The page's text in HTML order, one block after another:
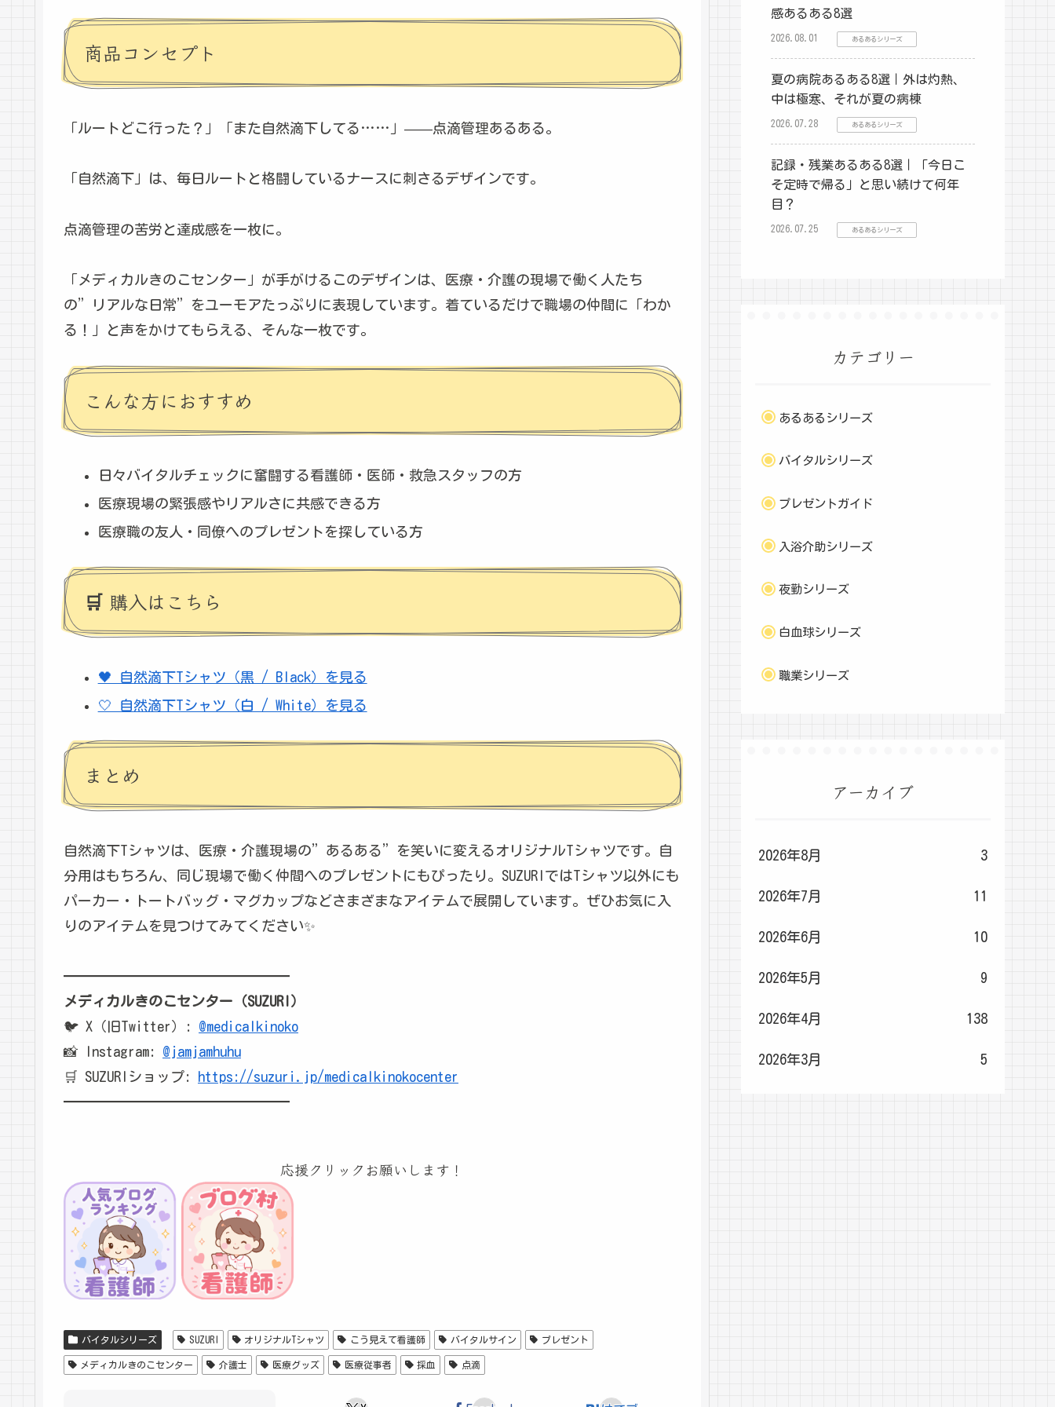
商品コンセプト
「ルートどこ行った？」「また自然滴下してる……」——点滴管理あるある。
「自然滴下」は、毎日ルートと格闘しているナースに刺さるデザインです。
点滴管理の苦労と達成感を一枚に。
「メディカルきのこセンター」が手がけるこのデザインは、医療・介護の現場で働く人たち
の”リアルな日常”をユーモアたっぷりに表現しています。着ているだけで職場の仲間に「わか
る！」と声をかけてもらえる、そんな一枚です。
こんな方におすすめ
日々バイタルチェックに奮闘する看護師・医師・救急スタッフの方
医療現場の緊張感やリアルさに共感できる方
医療職の友人・同僚へのプレゼントを探している方
🛒 購入はこちら
🖤 自然滴下Tシャツ（黒 / Black）を見る
🤍 自然滴下Tシャツ（白 / White）を見る
まとめ
自然滴下Tシャツは、医療・介護現場の”あるある”を笑いに変えるオリジナルTシャツです。自
分用はもちろん、同じ現場で働く仲間へのプレゼントにもぴったり。SUZURIではTシャツ以外にも
パーカー・トートバッグ・マグカップなどさまざまなアイテムで展開しています。ぜひお気に入
りのアイテムを見つけてみてください✨
━━━━━━━━━━━━━━━━
メディカルきのこセンター（SUZURI）
🐦 X（旧Twitter）: @medicalkinoko
📸 Instagram: @jamjamhuhu
🛒 SUZURIショップ: https://suzuri.jp/medicalkinokocenter
━━━━━━━━━━━━━━━━
応援クリックお願いします！
バイタルシリーズ SUZURI オリジナルTシャツ こう見えて看護師 バイタルサイン プレゼント
メディカルきのこセンター 介護士 医療グッズ 医療従事者 採血 点滴
感あるある8選
2026.08.01 あるあるシリーズ
夏の病院あるある8選｜外は灼熱、
中は極寒、それが夏の病棟
2026.07.28 あるあるシリーズ
記録・残業あるある8選｜「今日こ
そ定時で帰る」と思い続けて何年
目？
2026.07.25 あるあるシリーズ
カテゴリー
あるあるシリーズ
バイタルシリーズ
プレゼントガイド
入浴介助シリーズ
夜勤シリーズ
白血球シリーズ
職業シリーズ
アーカイブ
2026年8月 3
2026年7月 11
2026年6月 10
2026年5月 9
2026年4月 138
2026年3月 5